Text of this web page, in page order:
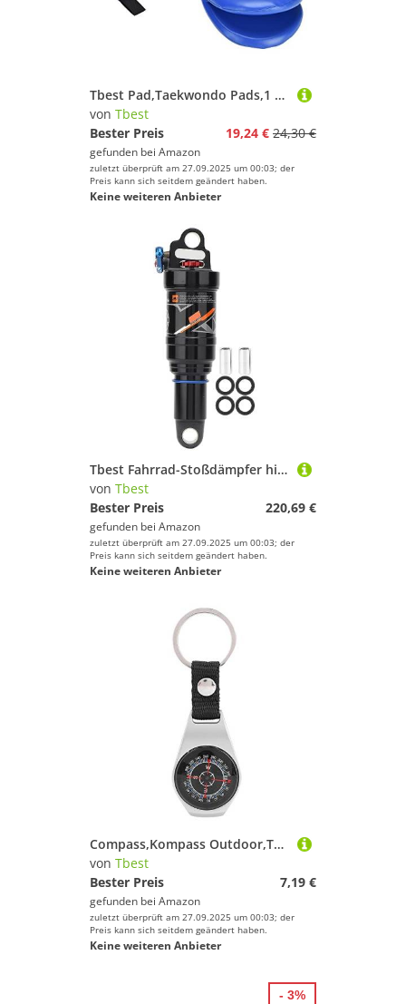
Tbest Pad,Taekwondo Pads,1 Paar Taekwondo Pads Karate Ziel Pu Taekwondo Strike Target Kampfsport Boxen Taekwondo Pad Training Shield Punch Mitts Boxsack Kicking
von Tbest
Bester Preis
19,24 € 24,30 €
gefunden bei Amazon
zuletzt überprüft am 27.09.2025 um 00:03; der
Preis kann sich seitdem geändert haben.
Keine weiteren Anbieter
Tbest Fahrrad-Stoßdämpfer hinten, Mountainbike-Luftdruck-Stoßdämpfer Soft-Heckrahmen Heck Springback Stoßdämpfer Fahrradzubehör(165mm)
von Tbest
Bester Preis
220,69 €
gefunden bei Amazon
zuletzt überprüft am 27.09.2025 um 00:03; der
Preis kann sich seitdem geändert haben.
Keine weiteren Anbieter
Compass,Kompass Outdoor,Taschenkompass Wasserdicht Cam Wandern Pocket Compass,Robuste Zink-Legierung Professionelle Handheld-Kompass Für Outdoor Cam Motoring Bootfahren Backpacking Bergsteigen
von Tbest
Bester Preis
7,19 €
gefunden bei Amazon
zuletzt überprüft am 27.09.2025 um 00:03; der
Preis kann sich seitdem geändert haben.
Keine weiteren Anbieter
- 3%